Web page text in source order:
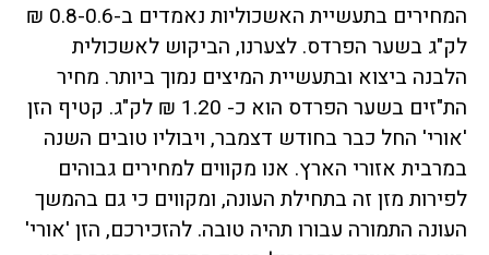
המחירים בתעשיית האשכוליות נאמדים ב-0.8-0.6 ₪
לק"ג בשער הפרדס. לצערנו, הביקוש לאשכולית
הלבנה ביצוא ובתעשיית המיצים נמוך ביותר. מחיר
הת"זים בשער הפרדס הוא כ- 1.20 ₪ לק"ג. קטיף הזן
'אורי' החל כבר בחודש דצמבר, ויבוליו טובים השנה
במרבית אזורי הארץ. אנו מקווים למחירים גבוהים
לפירות מזן זה בתחילת העונה, ומקווים כי גם בהמשך
העונה התמורה עבורו תהיה טובה. להזכירכם, הזן 'אורי'